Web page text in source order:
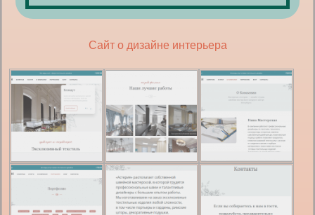
Сайт на WordPress
Сайт о дизайне интерьера